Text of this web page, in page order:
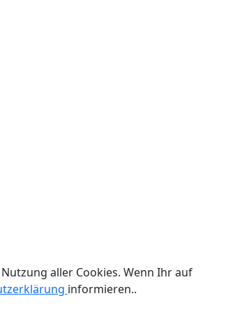
aller Cookies. Wenn Ihr auf
informieren..